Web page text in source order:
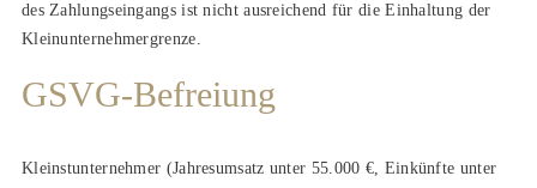
des Zahlungseingangs ist nicht ausreichend für die Einhaltung der
Kleinunternehmergrenze.
GSVG-Befreiung
Kleinstunternehmer (Jahresumsatz unter 55.000 €, Einkünfte unter